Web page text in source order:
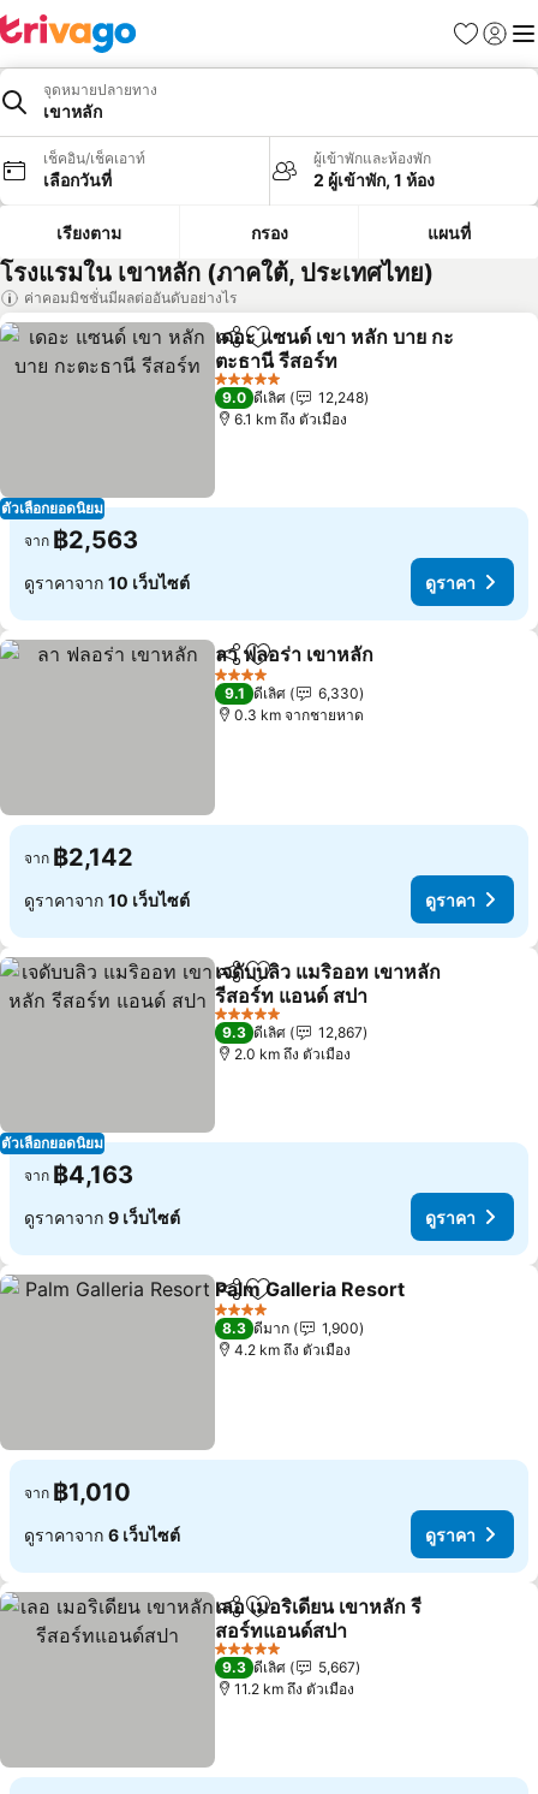
รายการโป
เข้าสู่ร
เมนู
จุดหมายปลายทาง
เขาหลัก
เช็คอิน/เช็คเอาท์
เลือกวันที่
ผู้เข้าพักและห้องพัก
2 ผู้เข้าพัก, 1 ห้อง
เรียงตาม กรอง แผนที่
โรงแรมใน เขาหลัก (ภาคใต้, ประเทศไทย)
ค่าคอมมิชชั่นมีผลต่ออันดับอย่างไร
ตัวเลือกยอดนิยม
แชร์ เพิ่มในรายการโปรด
เดอะ แซนด์ เขา หลัก บาย กะ
ตะธานี รีสอร์ท
ดูราคา
5 ดาว
9.0 ดีเลิศ
12,248
6.1 km ถึง ตัวเมือง
จาก ฿2,563
ดูราคาจาก 10 เว็บไซต์ ดูราคา
แชร์ เพิ่มในรายการโปรด
ลา ฟลอร่า เขาหลัก
4 ดาว
9.1 ดีเลิศ
6,330
0.3 km จากชายหาด
จาก ฿2,142
ดูราคาจาก 10 เว็บไซต์ ดูราคา
ตัวเลือกยอดนิยม
แชร์ เพิ่มในรายการโปรด
เจดับบลิว แมริออท เขาหลัก
รีสอร์ท แอนด์ สปา
ดูราคา
5 ดาว
9.3 ดีเลิศ
12,867
2.0 km ถึง ตัวเมือง
จาก ฿4,163
ดูราคาจาก 9 เว็บไซต์ ดูราคา
แชร์ เพิ่มในรายการโปรด
Palm Galleria Resort
4 ดาว
8.3 ดีมาก
1,900
4.2 km ถึง ตัวเมือง
จาก ฿1,010
ดูราคาจาก 6 เว็บไซต์ ดูราคา
แชร์ เพิ่มในรายการโปรด
เลอ เมอริเดียน เขาหลัก รี
สอร์ทแอนด์สปา
ดูราคา
5 ดาว
9.3 ดีเลิศ
5,667
11.2 km ถึง ตัวเมือง